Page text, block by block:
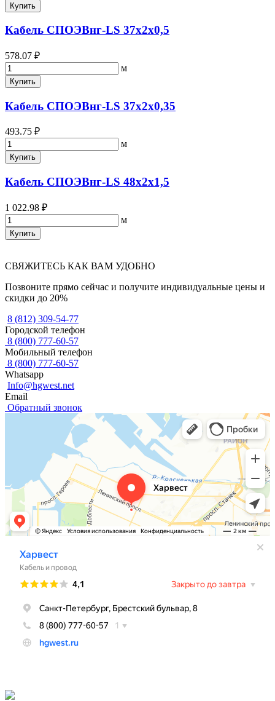
Купить
Кабель СПОЭВнг-LS 37х2х0,5
578.07 ₽
м
Купить
Кабель СПОЭВнг-LS 37х2х0,35
493.75 ₽
м
Купить
Кабель СПОЭВнг-LS 48х2х1,5
1 022.98 ₽
м
Купить
СВЯЖИТЕСЬ КАК ВАМ УДОБНО
Позвоните прямо сейчас и получите индивидуальные цены и
скидки до 20%
8 (812) 309-54-77
Городской телефон
8 (800) 777-60-57
Мобильный телефон
8 (800) 777-60-57
Whatsapp
Info@hgwest.net
Email
Обратный звонок